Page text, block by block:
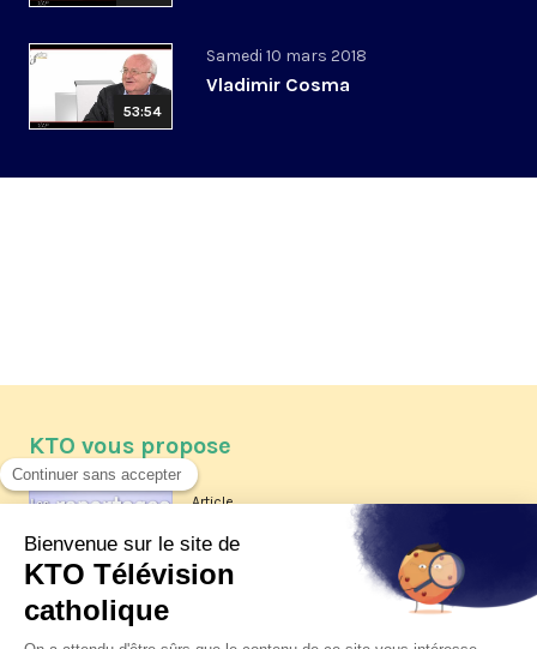
53:54
Samedi 10 mars 2018
Vladimir Cosma
KTO vous propose
Article
Les reportages d'été 2026 de KTO
La visite pastorale du pape Léon